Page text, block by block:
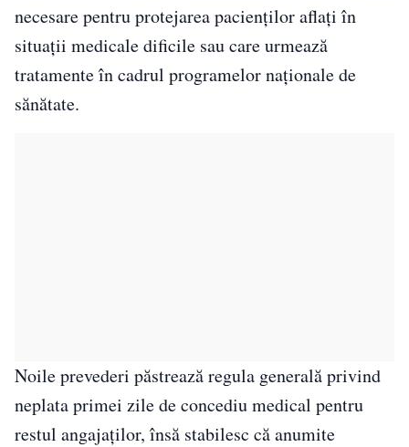
necesare pentru protejarea pacienților aflați în
situații medicale dificile sau care urmează
tratamente în cadrul programelor naționale de
sănătate.
Noile prevederi păstrează regula generală privind
neplata primei zile de concediu medical pentru
restul angajaților, însă stabilesc că anumite